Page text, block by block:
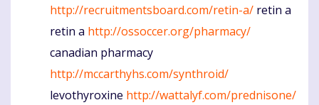
http://recruitmentsboard.com/retin-a/ retin a
retin a http://ossoccer.org/pharmacy/
canadian pharmacy
http://mccarthyhs.com/synthroid/
levothyroxine http://wattalyf.com/prednisone/